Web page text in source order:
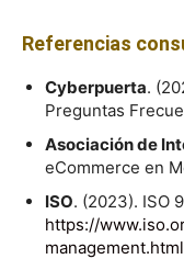
Referencias
Cyberpuerta.
Preguntas
Asociación de
eCommerce en
ISO. (2023). ISO
https://
management.html